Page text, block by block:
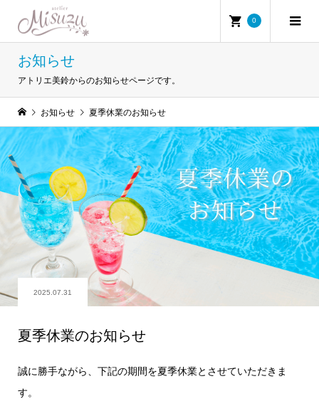
0
お知らせ
アトリエ美鈴からのお知らせページです。
お知らせ 夏季休業のお知らせ
2025.07.31
夏季休業のお知らせ
誠に勝手ながら、下記の期間を夏季休業とさせていただきま
す。